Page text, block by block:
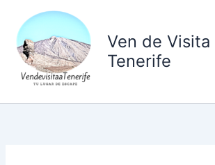
contenido
Ven de Visita
Tenerife